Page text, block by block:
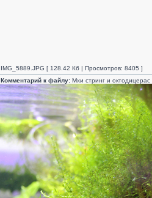
IMG_5889.JPG [ 128.42 Кб | Просмотров: 8405 ]
Комментарий к файлу: Мхи стринг и октодицерас